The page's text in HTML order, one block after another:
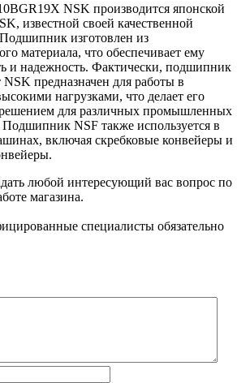
NSK производится японской
известной своей качественной
изготовлен из
материала, что обеспечивает ему
и надежность. Фактически, подшипник
предназначен для работы в
нагрузками, что делает его
для различных промышленных
NSF также используется в
включая скребковые конвейеры и
любой интересующий вас вопрос по
магазина.
специалисты обязательно